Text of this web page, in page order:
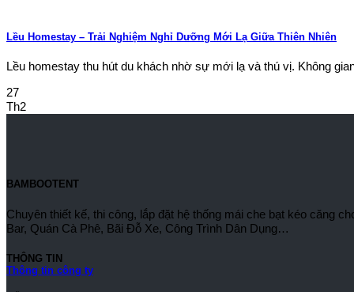
Lều Homestay – Trải Nghiệm Nghỉ Dưỡng Mới Lạ Giữa Thiên Nhiên
Lều homestay thu hút du khách nhờ sự mới lạ và thú vị. Không
27
Th2
BAMBOOTENT
Chuyên thiết kế, thi công, lắp đặt hệ thống mái che bạt kéo căng
Bar, Quán Cà Phê, Bãi Đỗ Xe, Công Trình Dân Dụng…
THÔNG TIN
Thông tin công ty